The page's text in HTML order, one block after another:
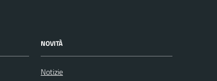
NOVITÀ
Notizie